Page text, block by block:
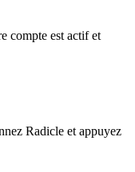
compte est actif et
Radicle et appuyez